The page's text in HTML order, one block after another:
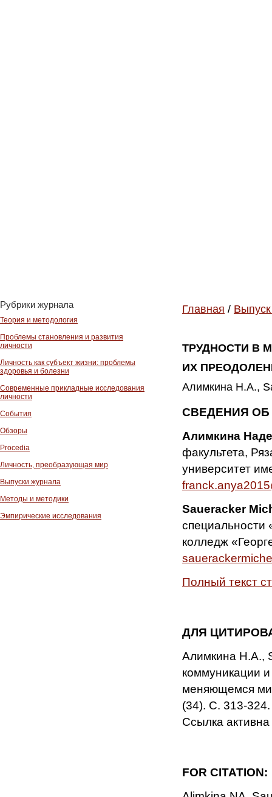
Рубрики журнала
Теория и методология
Проблемы становления и развития
личности
Личность как субъект жизни: проблемы
здоровья и болезни
Современные прикладные исследования
личности
События
Обзоры
Procedia
Личность, преобразующая мир
Выпуски журнала
Методы и методики
Эмпирические исследования
Главная /
ТРУДНОСТИ В
ИХ
Алимкина Н.А.,
СВЕДЕНИЯ ОБ
Алимкина
факультета,
университет
Saueracker
специальности
колледж
Полный текст
ДЛЯ
Алимкина Н.А.,
коммуникации
меняющемся
(34). С. 313-
Ссылка
FOR CITATION: